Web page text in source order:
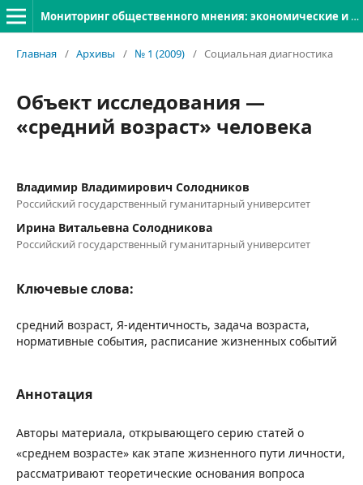
Мониторинг общественного мнения: экономические и социальные перемены
Главная / Архивы / № 1 (2009) / Социальная диагностика
Объект исследования —
«средний возраст» человека
Владимир Владимирович Солодников
Российский государственный гуманитарный университет
Ирина Витальевна Солодникова
Российский государственный гуманитарный университет
Ключевые слова:
средний возраст, Я-идентичность, задача возраста,
нормативные события, расписание жизненных событий
Аннотация
Авторы материала, открывающего серию статей о
«среднем возрасте» как этапе жизненного пути личности,
рассматривают теоретические основания вопроса